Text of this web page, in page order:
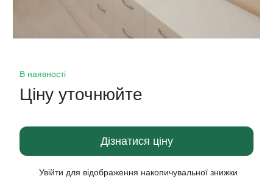
В наявності
Ціну уточнюйте
Дізнатися ціну
Увійти для відображення накопичувальної знижки